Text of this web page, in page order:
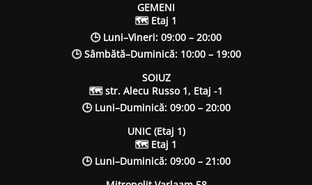
GEMENI
🗺 Etaj 1
🕒 Luni–Vineri: 09:00 – 20:00
🕒 Sâmbătă–Duminică: 10:00 – 19:00
SOIUZ
🗺 str. Alecu Russo 1, Etaj -1
🕒 Luni–Duminică: 09:00 – 20:00
UNIC (Etaj 1)
🗺 Etaj 1
🕒 Luni–Duminică: 09:00 – 21:00